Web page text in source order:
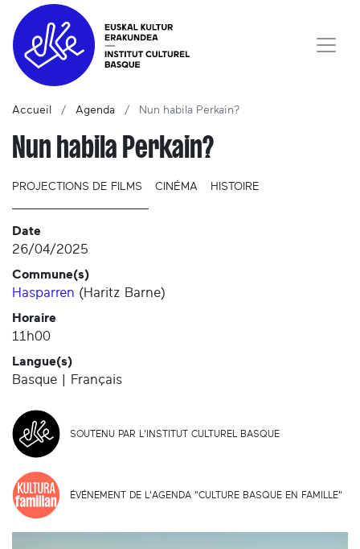
Accueil Agenda Nun habila Perkain?
Nun habila Perkain?
PROJECTIONS DE FILMS CINÉMA HISTOIRE
Date
26/04/2025
Commune(s)
Hasparren (Haritz Barne)
Horaire
11h00
Langue(s)
Basque | Français
SOUTENU PAR L'INSTITUT CULTUREL BASQUE
ÉVÉNEMENT DE L'AGENDA "CULTURE BASQUE EN FAMILLE"